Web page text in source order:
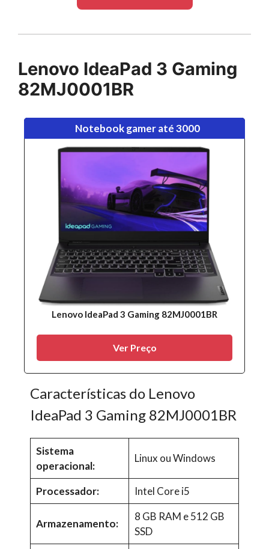
Lenovo IdeaPad 3 Gaming
82MJ0001BR
Notebook gamer até 3000
Lenovo IdeaPad 3 Gaming 82MJ0001BR
Ver Preço
Características do Lenovo
IdeaPad 3 Gaming 82MJ0001BR
Sistema
operacional:
Linux ou Windows
Processador: Intel Core i5
Armazenamento:
8 GB RAM e 512 GB
SSD